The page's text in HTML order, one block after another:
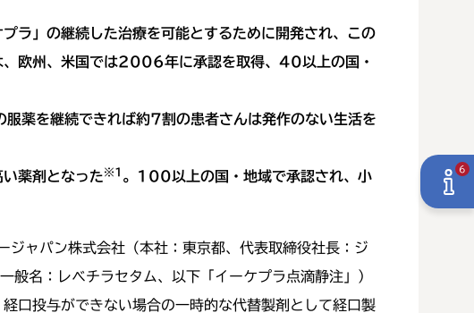
ラ」の継続した治療を可能とするために開発され、この
、欧州、米国では2006年に承認を取得、40以上の国・
薬を継続できれば約7割の患者さんは発作のない生活を
薬剤となった※1 。100以上の国・地域で承認され、小
ャパン株式会社（本社：東京都、代表取締役社長：ジ
名：レベチラセタム、以下「イーケプラ点滴静注」）
口投与ができない場合の一時的な代替製剤として経口製
6